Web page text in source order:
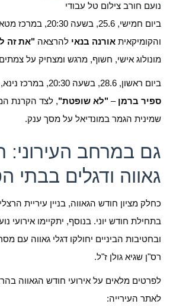
נועם חורב צילום טל עבודי
ביום חמישי, 25.6,
והקומיקאית אורנה בנאי להרצאה "את זה
מונולוג אישי, חשוף, מרגש ומצחיק על
ביום ראשון, 28.6, בשעה 20:30, במרכז נינא, תתקיים הרצאתה של
ספיר ברמן – "לא שופטת", לצד הקרנת
שמינית הגמר במונדיאל על מסך ענק.
גם במרחב העירוני:
גאווה ודגלים בבתי
כחלק מציון חודש הגאווה, בניין עיריית
בתחילת חודש יוני. בנוסף, יתקיימו אירועי
ובחטיבות הביניים יחולקו דגלי גאווה עם
רס"ן שגיא גולן ז"ל.
לפרטים מלאים על אירועי חודש הגאווה
לאתר העירייה: